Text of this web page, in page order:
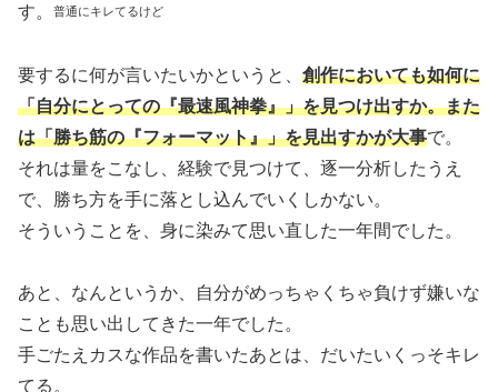
す。
普通にキレてるけど
要するに何が言いたいかというと、 創作においても如何に
「自分にとっての『最速風神拳』」を見つけ出すか。また
は「勝ち筋の『フォーマット』」を見出すかが大事で。
それは量をこなし、経験で見つけて、逐一分析したうえ
で、勝ち方を手に落とし込んでいくしかない。
そういうことを、身に染みて思い直した一年間でした。
あと、なんというか、自分がめっちゃくちゃ負けず嫌いな
ことも思い出してきた一年でした。
手ごたえカスな作品を書いたあとは、だいたいくっそキレ
てる。